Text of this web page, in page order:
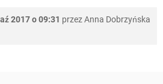
2017 o 09:31 przezAnna Dobrzyńska